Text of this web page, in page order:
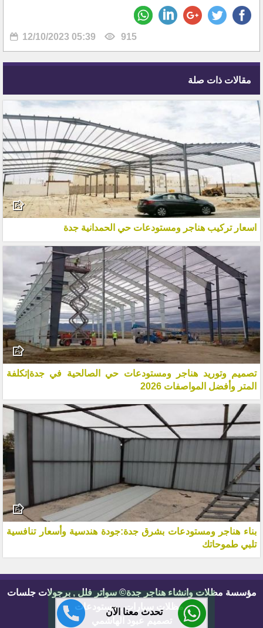
تحدث معنا الآن
12/10/2023 05:39 915
مقالات ذات صلة
اسعار تركيب هناجر ومستودعات حي الحمدانية جدة
تصميم وتوريد هناجر ومستودعات حي الصالحية في جدة|تكلفة
المتر وأفضل المواصفات 2026
بناء هناجر ومستودعات بشرق جدة:جودة هندسية وأسعار تنافسية
تلبي طموحاتك
مؤسسة مظلات وانشاء هناجر جدة© سواتر فلل , برجولات جلسات
, مظلات سيارات , مستودعات